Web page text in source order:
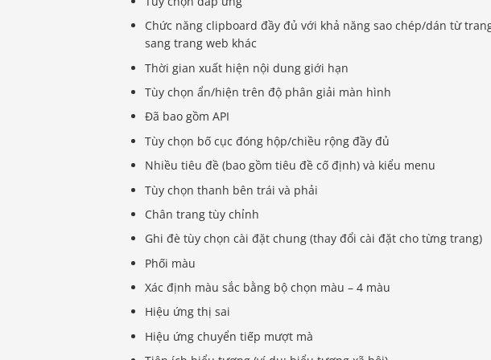
Chức năng clipboard đầy đủ với khả năng sao chép/dán từ
sang trang web khác
Thời gian xuất hiện nội dung giới hạn
Tùy chọn ẩn/hiện trên độ phân giải màn hình
Đã bao gồm API
Tùy chọn bố cục đóng hộp/chiều rộng đầy đủ
Nhiều tiêu đề (bao gồm tiêu đề cố định) và kiểu menu
Tùy chọn thanh bên trái và phải
Chân trang tùy chỉnh
Ghi đè tùy chọn cài đặt chung (thay đổi cài đặt cho từng trang)
Phối màu
Xác định màu sắc bằng bộ chọn màu – 4 màu
Hiệu ứng thị sai
Hiệu ứng chuyển tiếp mượt mà